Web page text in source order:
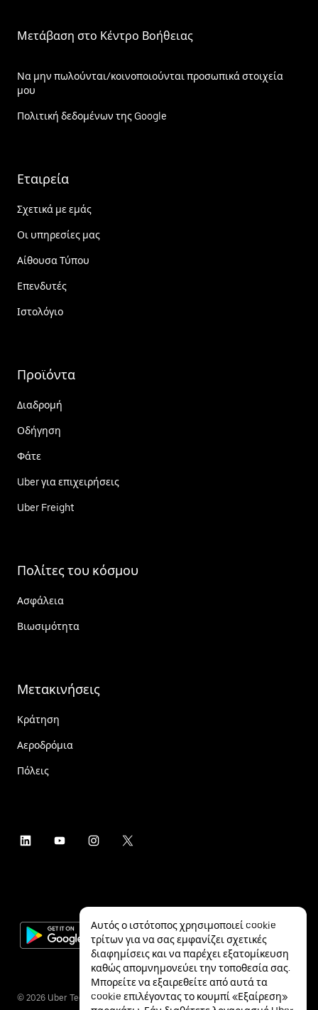
Μετάβαση στο Κέντρο Βοήθειας
Να μην πωλούνται/κοινοποιούνται προσωπικά στοιχεία
μου
Πολιτική δεδομένων της Google
Εταιρεία
Σχετικά με εμάς
Οι υπηρεσίες μας
Αίθουσα Τύπου
Επενδυτές
Ιστολόγιο
Προϊόντα
Διαδρομή
Οδήγηση
Φάτε
Uber για επιχειρήσεις
Uber Freight
Πολίτες του κόσμου
Ασφάλεια
Βιωσιμότητα
Μετακινήσεις
Κράτηση
Αεροδρόμια
Πόλεις
© 2026 Uber Technologies Inc.
Αυτός ο ιστότοπος χρησιμοποιεί cookie
τρίτων για να σας εμφανίζει σχετικές
διαφημίσεις και να παρέχει εξατομίκευση
καθώς απομνημονεύει την τοποθεσία σας.
Μπορείτε να εξαιρεθείτε από αυτά τα
cookie επιλέγοντας το κουμπί «Εξαίρεση»